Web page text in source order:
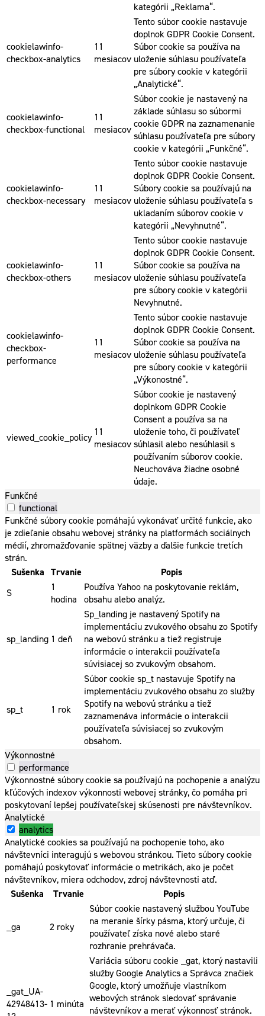
kategórii „Reklama“.
cookielawinfo-
checkbox-analytics
11
mesiacov
Tento súbor cookie nastavuje
doplnok GDPR Cookie Consent.
Súbor cookie sa používa na
uloženie súhlasu používateľa
pre súbory cookie v kategórii
„Analytické“.
cookielawinfo-
checkbox-functional
11
mesiacov
Súbor cookie je nastavený na
základe súhlasu so súbormi
cookie GDPR na zaznamenanie
súhlasu používateľa pre súbory
cookie v kategórii „Funkčné“.
cookielawinfo-
checkbox-necessary
11
mesiacov
Tento súbor cookie nastavuje
doplnok GDPR Cookie Consent.
Súbory cookie sa používajú na
uloženie súhlasu používateľa s
ukladaním súborov cookie v
kategórii „Nevyhnutné“.
cookielawinfo-
checkbox-others
11
mesiacov
Tento súbor cookie nastavuje
doplnok GDPR Cookie Consent.
Súbor cookie sa používa na
uloženie súhlasu používateľa
pre súbory cookie v kategórii
Nevyhnutné.
cookielawinfo-
checkbox-
performance
11
mesiacov
Tento súbor cookie nastavuje
doplnok GDPR Cookie Consent.
Súbor cookie sa používa na
uloženie súhlasu používateľa
pre súbory cookie v kategórii
„Výkonostné“.
viewed_cookie_policy 11
mesiacov
Súbor cookie je nastavený
doplnkom GDPR Cookie
Consent a používa sa na
uloženie toho, či používateľ
súhlasil alebo nesúhlasil s
používaním súborov cookie.
Neuchováva žiadne osobné
údaje.
Funkčné
functional
Funkčné súbory cookie pomáhajú vykonávať určité funkcie, ako
je zdieľanie obsahu webovej stránky na platformách sociálnych
médií, zhromažďovanie spätnej väzby a ďalšie funkcie tretích
strán.
Sušenka Trvanie
Popis
S
1
hodina
Používa Yahoo na poskytovanie reklám,
obsahu alebo analýz.
sp_landing 1 deň
Sp_landing je nastavený Spotify na
implementáciu zvukového obsahu zo Spotify
na webovú stránku a tiež registruje
informácie o interakcii používateľa
súvisiacej so zvukovým obsahom.
sp_t 1 rok
Súbor cookie sp_t nastavuje Spotify na
implementáciu zvukového obsahu zo služby
Spotify na webovú stránku a tiež
zaznamenáva informácie o interakcii
používateľa súvisiacej so zvukovým
obsahom.
Výkonnostné
performance
Výkonnostné súbory cookie sa používajú na pochopenie a analýzu
kľúčových indexov výkonnosti webovej stránky, čo pomáha pri
poskytovaní lepšej používateľskej skúsenosti pre návštevníkov.
Analytické
analytics
Analytické cookies sa používajú na pochopenie toho, ako
návštevníci interagujú s webovou stránkou. Tieto súbory cookie
pomáhajú poskytovať informácie o metrikách, ako je počet
návštevníkov, miera odchodov, zdroj návštevnosti atď.
Sušenka
Trvanie Popis
_ga 2 roky
Súbor cookie nastavený službou YouTube
na meranie šírky pásma, ktorý určuje, či
používateľ získa nové alebo staré
rozhranie prehrávača.
_gat_UA-
42948413- 1 minúta
Variácia súboru cookie _gat, ktorý nastavili
služby Google Analytics a Správca značiek
Google, ktorý umožňuje vlastníkom
webových stránok sledovať správanie
návštevníkov a merať výkonnosť stránok.